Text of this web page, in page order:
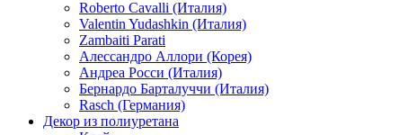
Roberto Cavalli (Италия)
Valentin Yudashkin (Италия)
Zambaiti Parati
Алессандро Аллори (Корея)
Андреа Росси (Италия)
Бернардо Барталуччи (Италия)
Rasch (Германия)
Декор из полиуретана